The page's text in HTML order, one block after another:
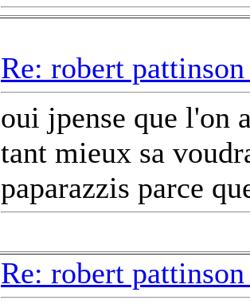
Re: robert
oui jpense que l'on
tant mieux sa
paparazzis parce
Re: robert